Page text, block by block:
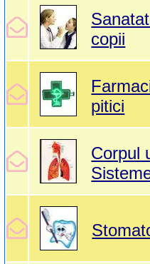
copii
pitici
Corpul